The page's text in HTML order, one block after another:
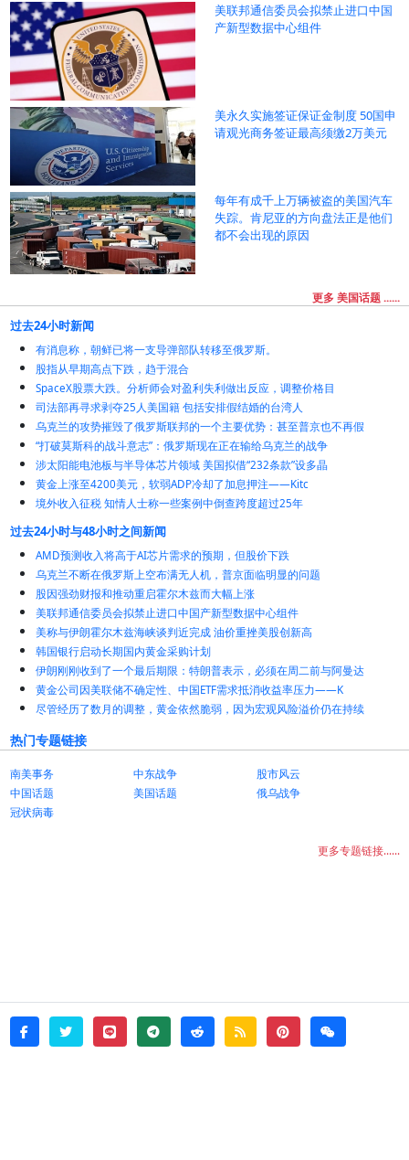
美联邦通信委员会拟禁止进口中国
产新型数据中心组件
美永久实施签证保证金制度 50国申
请观光商务签证最高须缴2万美元
每年有成千上万辆被盗的美国汽车
失踪。肯尼亚的方向盘法正是他们
都不会出现的原因
更多 美国话题 ......
过去24小时新闻
有消息称，朝鲜已将一支导弹部队转移至俄罗斯。
股指从早期高点下跌，趋于混合
SpaceX股票大跌。分析师会对盈利失利做出反应，调整价格目
司法部再寻求剥夺25人美国籍 包括安排假结婚的台湾人
乌克兰的攻势摧毁了俄罗斯联邦的一个主要优势：甚至普京也不再假
“打破莫斯科的战斗意志”：俄罗斯现在正在输给乌克兰的战争
涉太阳能电池板与半导体芯片领域 美国拟借“232条款”设多晶
黄金上涨至4200美元，软弱ADP冷却了加息押注——Kitc
境外收入征税 知情人士称一些案例中倒查跨度超过25年
过去24小时与48小时之间新闻
AMD预测收入将高于AI芯片需求的预期，但股价下跌
乌克兰不断在俄罗斯上空布满无人机，普京面临明显的问题
股因强劲财报和推动重启霍尔木兹而大幅上涨
美联邦通信委员会拟禁止进口中国产新型数据中心组件
美称与伊朗霍尔木兹海峡谈判近完成 油价重挫美股创新高
韩国银行启动长期国内黄金采购计划
伊朗刚刚收到了一个最后期限：特朗普表示，必须在周二前与阿曼达
黄金公司因美联储不确定性、中国ETF需求抵消收益率压力——K
尽管经历了数月的调整，黄金依然脆弱，因为宏观风险溢价仍在持续
热门专题链接
南美事务 中东战争
股市风云
中国话题
美国话题
俄乌战争
冠状病毒
更多专题链接......
facebook
twitter line telegramreddit rss pinterestweixin